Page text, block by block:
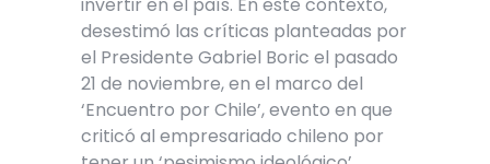
desestimó las críticas planteadas por
el Presidente Gabriel Boric el pasado
21 de noviembre, en el marco del
‘Encuentro por Chile’, evento en que
criticó al empresariado chileno por